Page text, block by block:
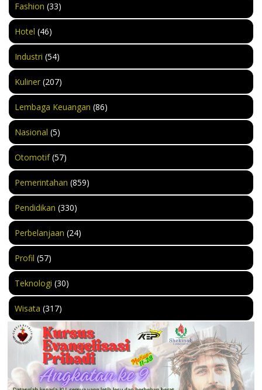
Fashion (33)
Hotel (46)
Industri (54)
Kuliner (207)
Lembaga Keuangan (86)
Nasional (5)
Otomotif(57)
Pemerintahan (859)
Pendidikan (330)
Perbelanjaan (24)
Profil (57)
Teknologi (30)
Wisata (317)